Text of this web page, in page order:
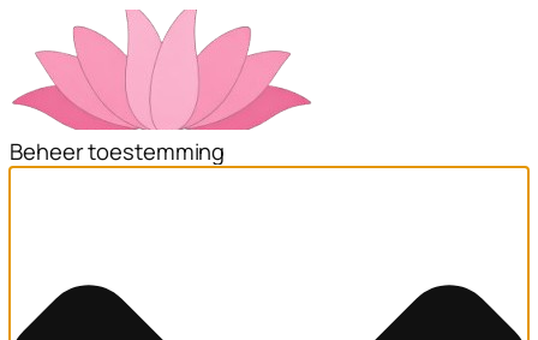
Beheer toestemming